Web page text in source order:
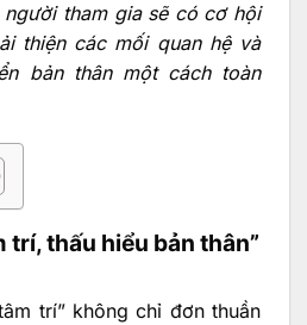
người tham gia sẽ có cơ hội
thiện các mối quan hệ và
bản thân một cách toàn
trí, thấu hiểu bản thân”
trí” không chỉ đơn thuần